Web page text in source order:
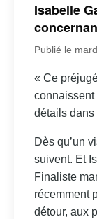
Isabelle
Publié le
« Ce
connaissent
détails dans
Dès qu’un
suivent. Et
Finaliste
récemment
détour, aux